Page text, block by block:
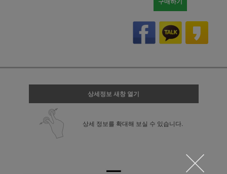
상세정보 새창 열기
상세 정보를 확대해 보실 수 있습니다.